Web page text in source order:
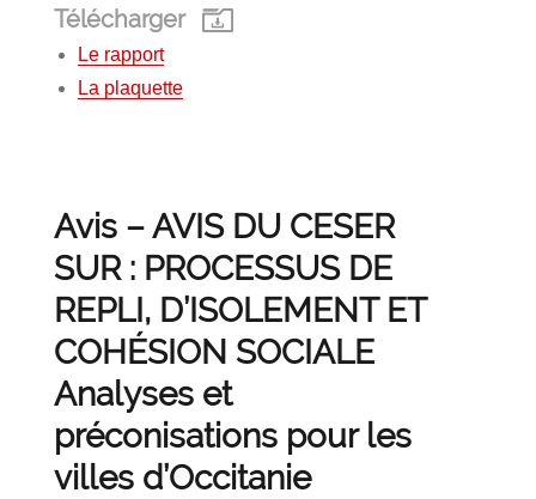
Télécharger
Le rapport
La plaquette
Avis – AVIS DU CESER
SUR : PROCESSUS DE
REPLI, D’ISOLEMENT ET
COHÉSION SOCIALE
Analyses et
préconisations pour les
villes d’Occitanie